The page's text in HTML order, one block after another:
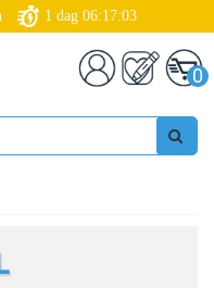
1 dag 06:17:00
0